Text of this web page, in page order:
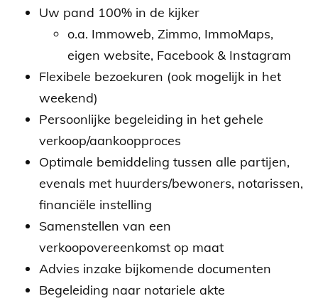
Uw pand 100% in de kijker
o.a. Immoweb, Zimmo, ImmoMaps,
eigen website, Facebook & Instagram
Flexibele bezoekuren (ook mogelijk in het
weekend)
Persoonlijke begeleiding in het gehele
verkoop/aankoopproces
Optimale bemiddeling tussen alle partijen,
evenals met huurders/bewoners, notarissen,
financiële instelling
Samenstellen van een
verkoopovereenkomst op maat
Advies inzake bijkomende documenten
Begeleiding naar notariele akte